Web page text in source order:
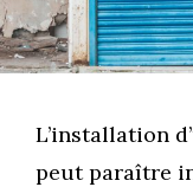
L’installation
peut paraître